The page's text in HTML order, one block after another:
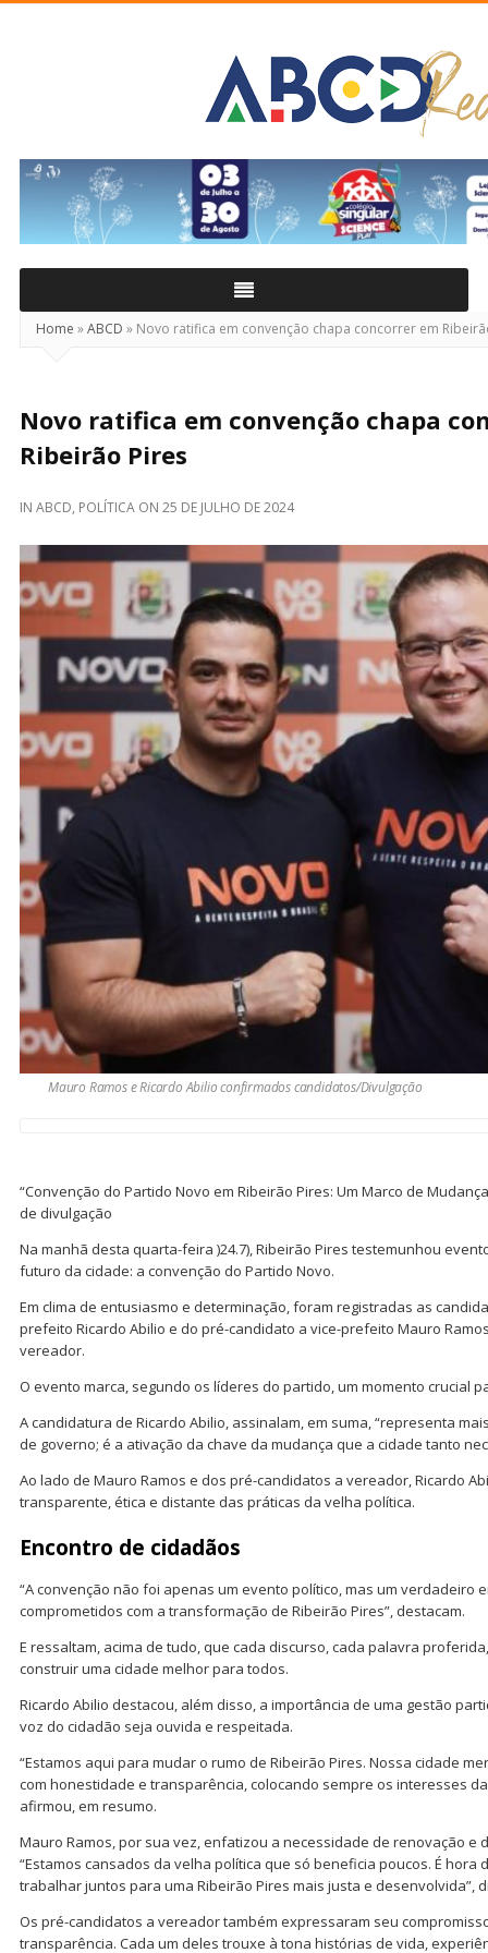
Real
Home »ABCD » Novo ratifica em convenção chapa concorrer em
Novo ratifica em convenção chapa
Ribeirão Pires
IN ABCD, POLÍTICA ON 25 DE JULHO DE 2024
Mauro Ramos e Ricardo Abilio confirmados candidatos/Divulgação
“Convenção do Partido Novo em Ribeirão Pires: Um Marco de
de divulgação
Na manhã desta quarta-feira )24.7), Ribeirão Pires testemunhou
futuro da cidade: a convenção do Partido Novo.
Em clima de entusiasmo e determinação, foram registradas as
prefeito Ricardo Abilio e do pré-candidato a vice-prefeito Mauro
vereador.
O evento marca, segundo os líderes do partido, um momento crucial
A candidatura de Ricardo Abilio, assinalam, em suma, “representa
de governo; é a ativação da chave da mudança que a cidade tanto
Ao lado de Mauro Ramos e dos pré-candidatos a vereador, Ricardo
transparente, ética e distante das práticas da velha política.
Encontro de cidadãos
“A convenção não foi apenas um evento político, mas um verdadeiro
comprometidos com a transformação de Ribeirão Pires”, destacam.
E ressaltam, acima de tudo, que cada discurso, cada palavra
construir uma cidade melhor para todos.
Ricardo Abilio destacou, além disso, a importância de uma gestão
voz do cidadão seja ouvida e respeitada.
“Estamos aqui para mudar o rumo de Ribeirão Pires. Nossa cidade
com honestidade e transparência, colocando sempre os interesses
afirmou, em resumo.
Mauro Ramos, por sua vez, enfatizou a necessidade de renovação e
“Estamos cansados da velha política que só beneficia poucos. É hora
trabalhar juntos para uma Ribeirão Pires mais justa e desenvolvida”,
Os pré-candidatos a vereador também expressaram seu
transparência. Cada um deles trouxe à tona histórias de vida,